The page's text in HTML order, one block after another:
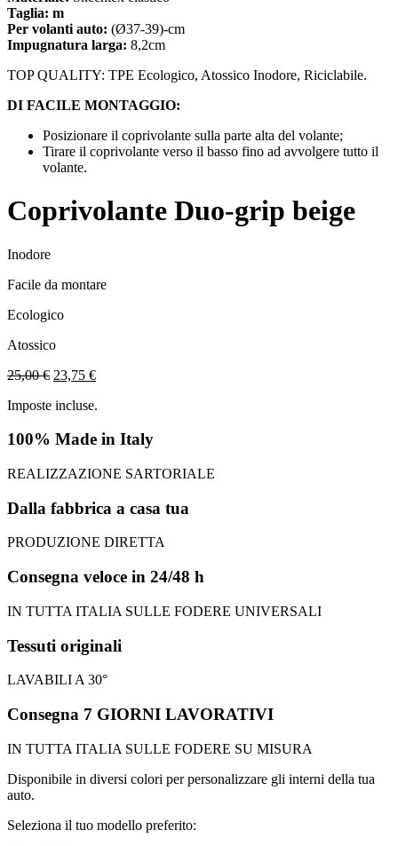
Taglia: m
Per volanti auto: (Ø37-39)-cm
Impugnatura larga: 8,2cm
TOP QUALITY: TPE Ecologico, Atossico Inodore, Riciclabile.
DI FACILE MONTAGGIO:
Posizionare il coprivolante sulla parte alta del volante;
Tirare il coprivolante verso il basso fino ad avvolgere tutto il
volante.
Coprivolante Duo-grip beige
Inodore
Facile da montare
Ecologico
Atossico
25,00€ 23,75 €
Imposte incluse.
100% Made in Italy
REALIZZAZIONE SARTORIALE
Dalla fabbrica a casa tua
PRODUZIONE DIRETTA
Consegna veloce in 24/48 h
IN TUTTA ITALIA SULLE FODERE UNIVERSALI
Tessuti originali
LAVABILI A 30°
Consegna 7 GIORNI LAVORATIVI
IN TUTTA ITALIA SULLE FODERE SU MISURA
Disponibile in diversi colori per personalizzare gli interni della tua
auto.
Seleziona il tuo modello preferito: